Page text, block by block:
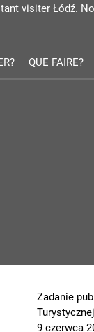
visiter Łódź.
QUE FAIRE?
Zadanie
9 czerwca